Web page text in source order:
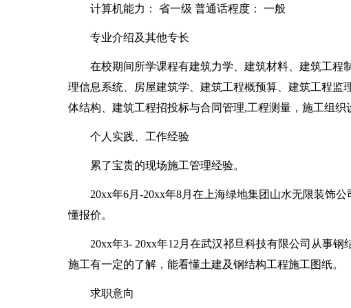
计算机能力： 省一级 普通话程度： 一般
专业介绍及其他专长
在校期间所学课程有建筑力学、建筑材料、建筑工程
理信息系统、房屋建筑学、建筑工程概预算、建筑工程监
体结构、建筑工程招投标与合同管理,工程测量，施工组织
个人实践、工作经验
累了宝贵的现场施工管理经验。
20xx年6月-20xx年8月在上海绿地集团山水无限装饰
懂报价。
20xx年3- 20xx年12月在武汉祁旦科技有限公司从事钢
施工有一定的了解，能看懂土建及钢结构工程施工图纸。
求职意向